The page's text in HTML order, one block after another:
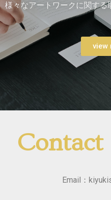
様々なアートワークに関す
view
Contact
Email：